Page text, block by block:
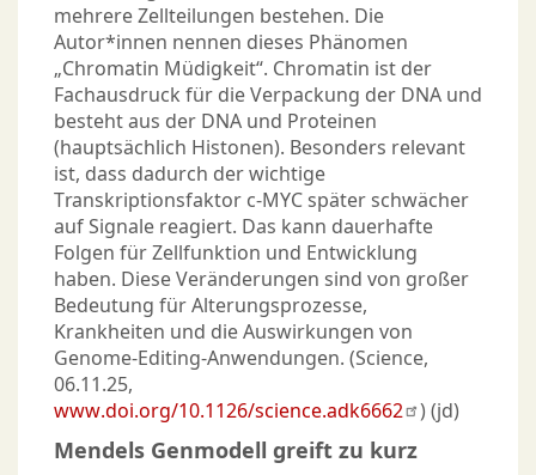
mehrere Zellteilungen bestehen. Die
Autor*innen nennen dieses Phänomen
„Chromatin Müdigkeit“. Chromatin ist der
Fachausdruck für die Verpackung der DNA und
besteht aus der DNA und Proteinen
(hauptsächlich Histonen). Besonders relevant
ist, dass dadurch der wichtige
Transkriptionsfaktor c-MYC später schwächer
auf Signale reagiert. Das kann dauerhafte
Folgen für Zellfunktion und Entwicklung
haben. Diese Veränderungen sind von großer
Bedeutung für Alterungsprozesse,
Krankheiten und die Auswirkungen von
Genome-Editing-Anwendungen. (Science,
06.11.25,
www.doi.org/10.1126/science.adk6662
) (jd)
Mendels Genmodell greift zu kurz